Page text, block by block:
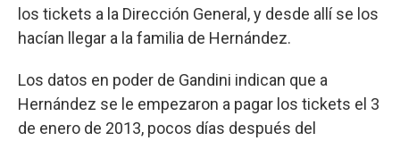
los tickets a la Dirección General, y desde allí se los
hacían llegar a la familia de Hernández.
Los datos en poder de Gandini indican que a
Hernández se le empezaron a pagar los tickets el 3
de enero de 2013, pocos días después del